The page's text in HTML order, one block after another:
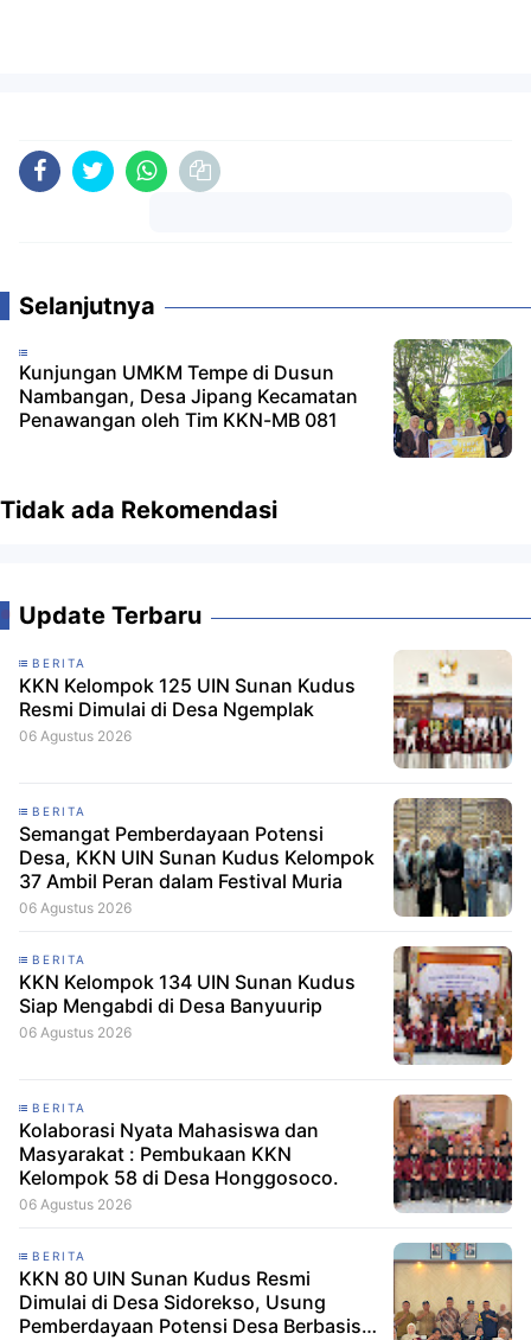
Selanjutnya
Kunjungan UMKM Tempe di Dusun
Nambangan, Desa Jipang Kecamatan
Penawangan oleh Tim KKN-MB 081
Tidak ada Rekomendasi
Update Terbaru
BERITA
KKN Kelompok 125 UIN Sunan Kudus
Resmi Dimulai di Desa Ngemplak
06 Agustus 2026
BERITA
Semangat Pemberdayaan Potensi
Desa, KKN UIN Sunan Kudus Kelompok
37 Ambil Peran dalam Festival Muria
06 Agustus 2026
BERITA
KKN Kelompok 134 UIN Sunan Kudus
Siap Mengabdi di Desa Banyuurip
06 Agustus 2026
BERITA
Kolaborasi Nyata Mahasiswa dan
Masyarakat : Pembukaan KKN
Kelompok 58 di Desa Honggosoco.
06 Agustus 2026
BERITA
KKN 80 UIN Sunan Kudus Resmi
Dimulai di Desa Sidorekso, Usung
Pemberdayaan Potensi Desa Berbasis